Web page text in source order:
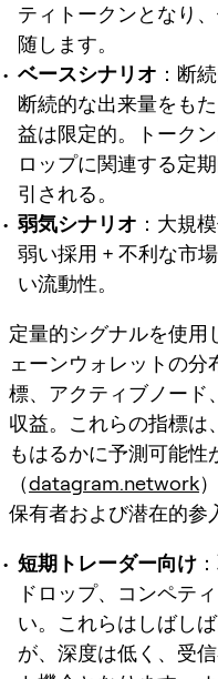
ティトークンとなり
随します。
ベースシナリオ ：断
断続的な出来量をも
益は限定的。トーク
ロップに関連する定
引される。
弱気シナリオ ：大規
弱い採用 + 不利な市
い流動性。
定量的シグナルを使用
ェーンウォレットの
標、アクティブノード
収益。これらの指標は
もはるかに予測可能性
（datagram.network）
保有者および潜在的参
短期トレーダー向け
ドロップ、コンペテ
い。これらはしばし
が、深度は低く、受